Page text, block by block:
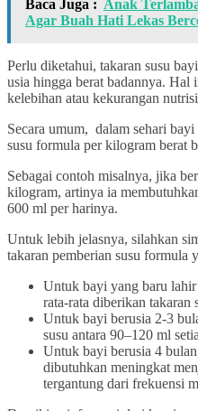
Baca Juga : Anak
Agar Buah Hati Lekas
Perlu diketahui, takaran susu
usia hingga berat badannya.
kelebihan atau kekurangan
Secara umum, dalam sehari
susu formula per kilogram berat
Sebagai contoh misalnya, jika
kilogram, artinya ia
600 ml per harinya.
Untuk lebih jelasnya, silahkan
takaran pemberian susu formula
Untuk bayi yang baru lahir
rata-rata diberikan takaran
Untuk bayi berusia 2-3
susu antara 90–120 ml
Untuk bayi berusia 4
dibutuhkan meningkat
tergantung dari frekuensi